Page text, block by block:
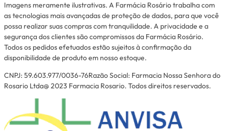
Imagens meramente ilustrativas. A Farmácia Rosário trabalha com
as tecnologias mais avançadas de proteção de dados, para que você
possa realizar suas compras com tranquilidade. A privacidade e a
segurança dos clientes são compromissos da Farmácia Rosário.
Todos os pedidos efetuados estão sujeitos à confirmação da
disponibilidade de produto em nosso estoque.
CNPJ: 59.603.977/0036-76Razão Social: Farmacia Nossa Senhora do
Rosario Ltda@ 2023 Farmacia Rosario. Todos direitos reservados.